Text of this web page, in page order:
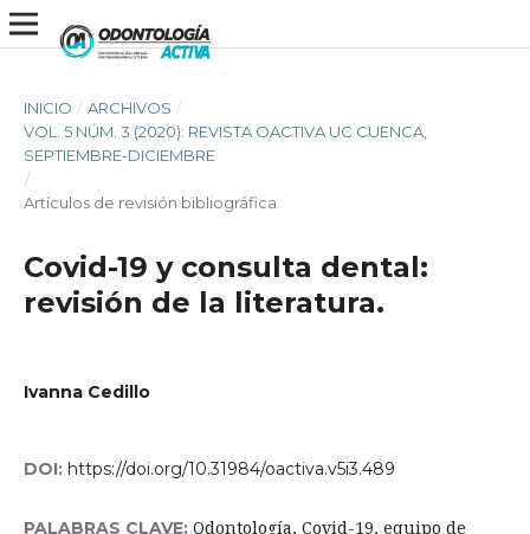
INICIO / ARCHIVOS /
VOL. 5 NÚM. 3 (2020): REVISTA OACTIVA UC CUENCA,
SEPTIEMBRE-DICIEMBRE
/
Artículos de revisión bibliográfica
Covid-19 y consulta dental:
revisión de la literatura.
Ivanna Cedillo
DOI: https://doi.org/10.31984/oactiva.v5i3.489
PALABRAS CLAVE: Odontología, Covid-19, equipo de